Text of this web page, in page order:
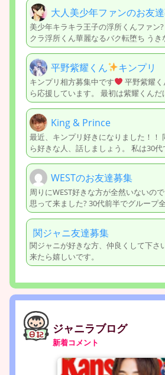
大人美少年ファンのお友
美少年キラキラ王子の浮所くんファン
クラ浮所くん華麗なるバク転堕ち うき
平野紫耀くん キンプリ
キンプリ相方募集中です
平野紫耀
ら応援しています。 最初は紫耀くんだ
King & Prince
最近、キンプリ好きになりました！！
ら好きな人、話しましょう。 私は30
WESTのお友達募集
周りにWEST好きな方が全然いないの
思って来ました? 30代前半でグループ
関ジャニ友達募集
関ジャニが好きな方、仲良くして下さ
来たら嬉しいです。
ジャニラブログ
新着コメント